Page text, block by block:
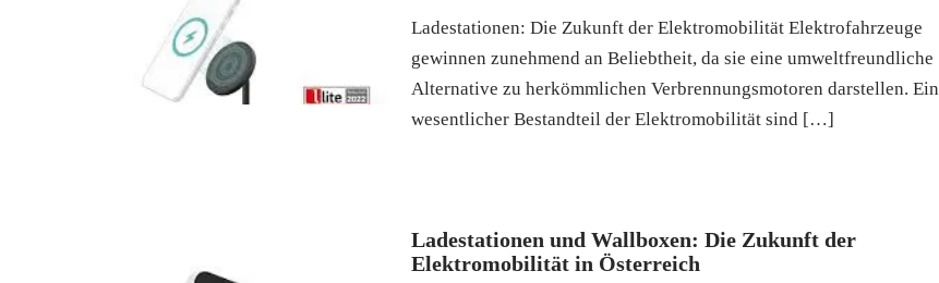
Ladestationen: Die Zukunft der Elektromobilität Elektrofahrzeuge
gewinnen zunehmend an Beliebtheit, da sie eine umweltfreundliche
Alternative zu herkömmlichen Verbrennungsmotoren darstellen. Ein
wesentlicher Bestandteil der Elektromobilität sind […]
Ladestationen und Wallboxen: Die Zukunft der
Elektromobilität in Österreich